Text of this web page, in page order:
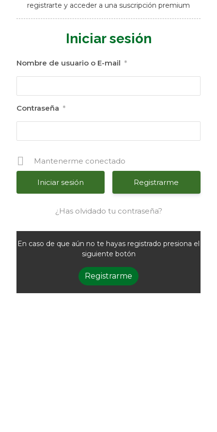
registrarte y acceder a una suscripción premium
Iniciar sesión
Nombre de usuario o E-mail *
Contraseña *
Mantenerme conectado
Registrarme
¿Has olvidado tu contraseña?
En caso de que aún no te hayas registrado presiona el
siguiente botón
Registrarme